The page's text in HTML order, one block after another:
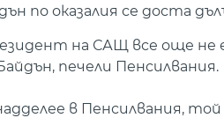
по оказалия се доста
на САЩ все още не
печели Пенсилвания.
в Пенсилвания,